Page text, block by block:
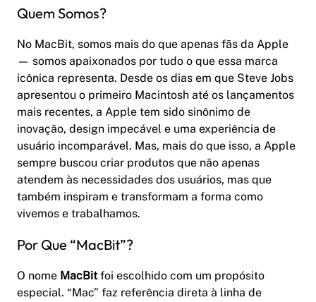
Quem Somos?
No MacBit, somos mais do que apenas fãs da Apple
— somos apaixonados por tudo o que essa marca
icônica representa. Desde os dias em que Steve Jobs
apresentou o primeiro Macintosh até os lançamentos
mais recentes, a Apple tem sido sinônimo de
inovação, design impecável e uma experiência de
usuário incomparável. Mas, mais do que isso, a Apple
sempre buscou criar produtos que não apenas
atendem às necessidades dos usuários, mas que
também inspiram e transformam a forma como
vivemos e trabalhamos.
Por Que “MacBit”?
O nome MacBitfoi escolhido com um propósito
especial. “Mac” faz referência direta à linha de